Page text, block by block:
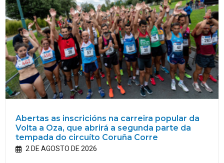
Abertas as inscricións na carreira popular da
Volta a Oza, que abrirá a segunda parte da
tempada do circuíto Coruña Corre
2 DE AGOSTO DE 2026